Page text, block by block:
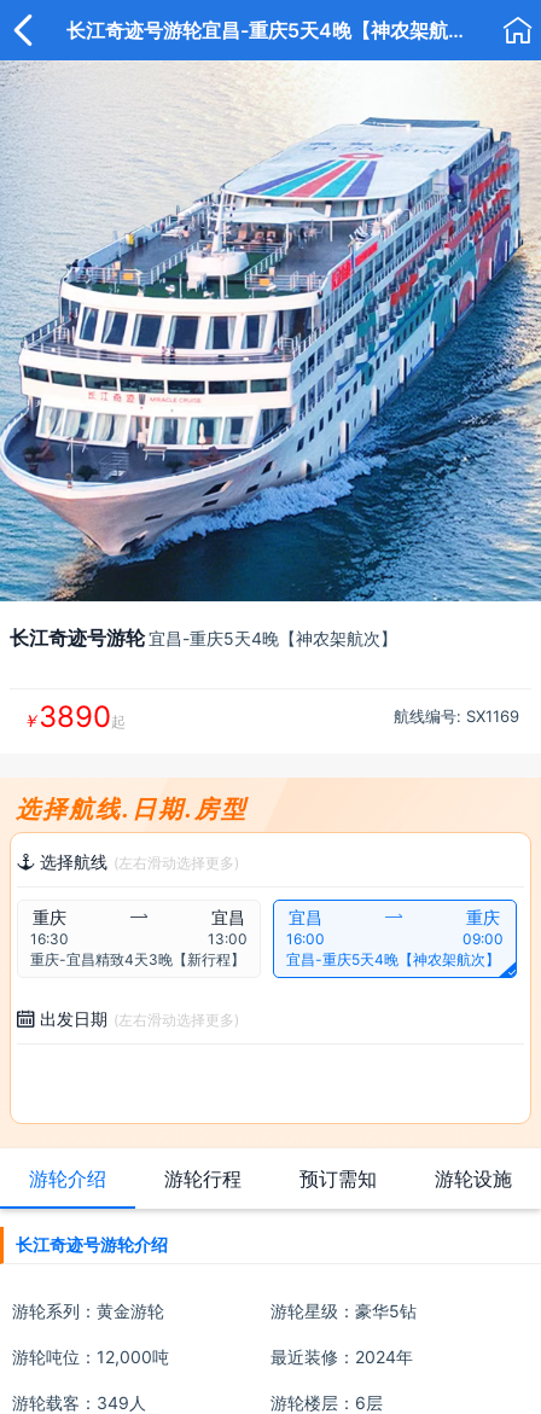
 长江奇迹号游轮宜昌-重庆5天4晚【神农架航次】 
长江奇迹号游轮宜昌-重庆5天4晚【神农架航次】
￥3890起 航线编号: SX1169
选择航线.日期.房型
 选择航线 (左右滑动选择更多)
重庆
16:30
 宜昌
13:00
重庆-宜昌精致4天3晚【新行程】
宜昌
16:00
 重庆
09:00
宜昌-重庆5天4晚【神农架航次】

 出发日期 (左右滑动选择更多)
游轮介绍 游轮行程 预订需知 游轮设施
长江奇迹号游轮介绍
游轮系列： 黄金游轮 游轮星级：豪华5钻
游轮吨位：12,000吨 最近装修：2024年
游轮载客：349人 游轮楼层：6层